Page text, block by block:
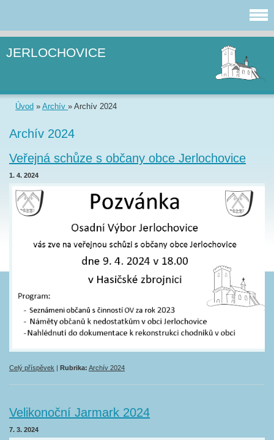
JERLOCHOVICE
Úvod » Archív » Archív 2024
Archív 2024
Veřejná schůze s občany obce Jerlochovice
1. 4. 2024
Celý příspěvek Rubrika: Archív 2024
Velikonoční Jarmark 2024
7. 3. 2024